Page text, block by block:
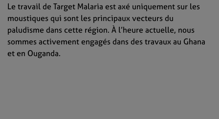
Le travail de Target Malaria est axé uniquement sur les
moustiques qui sont les principaux vecteurs du
paludisme dans cette région. À l’heure actuelle, nous
sommes activement engagés dans des travaux au Ghana
et en Ouganda.